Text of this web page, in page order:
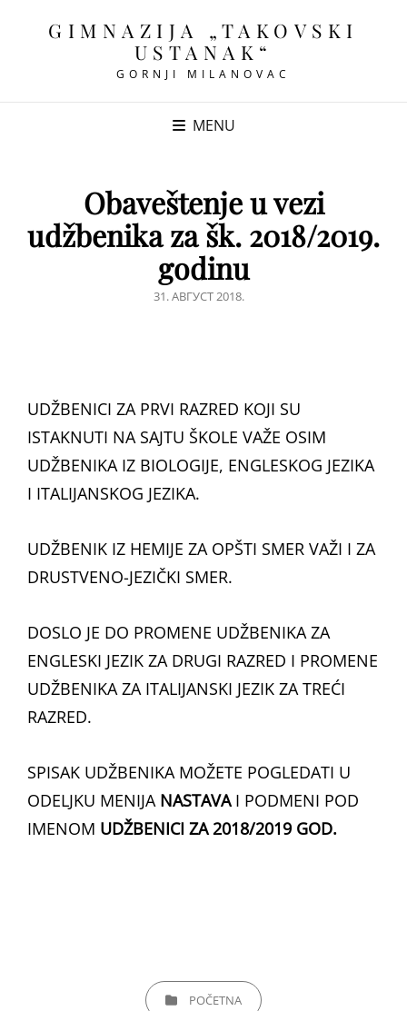
GIMNAZIJA „TAKOVSKI
USTANAK“
GORNJI MILANOVAC
MENU
Obaveštenje u vezi
udžbenika za šk. 2018/2019.
godinu
POSTED
31. АВГУСТ 2018.
UDŽBENICI ZA PRVI RAZRED KOJI SU
ISTAKNUTI NA SAJTU ŠKOLE VAŽE OSIM
UDŽBENIKA IZ BIOLOGIJE, ENGLESKOG JEZIKA
I ITALIJANSKOG JEZIKA.
UDŽBENIK IZ HEMIJE ZA OPŠTI SMER VAŽI I ZA
DRUSTVENO-JEZIČKI SMER.
DOSLO JE DO PROMENE UDŽBENIKA ZA
ENGLESKI JEZIK ZA DRUGI RAZRED I PROMENE
UDŽBENIKA ZA ITALIJANSKI JEZIK ZA TREĆI
RAZRED.
SPISAK UDŽBENIKA MOŽETE POGLEDATI U
ODELJKU MENIJA NASTAVAI PODMENI POD
IMENOM UDŽBENICI ZA 2018/2019 GOD.
CATEGORIESPOČETNA